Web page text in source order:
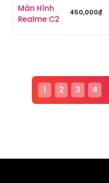
Màn Hình
Realme C2
450,000₫
1 2 3 4